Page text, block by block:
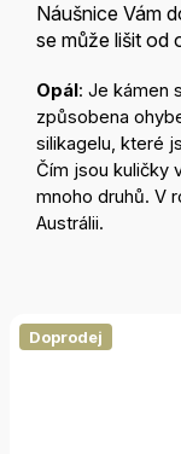
Náušnice Vám
se může lišit od
Opál : Je kámen
způsobena
silikagelu, které
Čím jsou kuličky
mnoho druhů. V
Austrálii.
Doprodej